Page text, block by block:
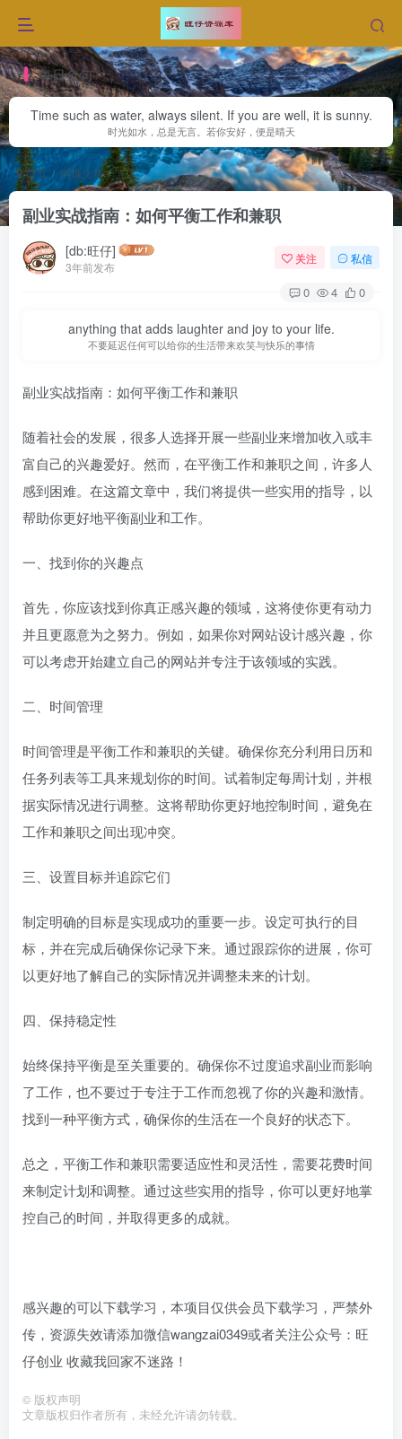
每日金句
Time such as water, always silent. If you are well, it is sunny.
时光如水，总是无言。若你安好，便是晴天
首页 网赚文章 正文
副业实战指南：如何平衡工作和兼职
[db:旺仔]
3年前发布
关注 私信
0 4 0
anything that adds laughter and joy to your life.
不要延迟任何可以给你的生活带来欢笑与快乐的事情
副业实战指南：如何平衡工作和兼职
随着社会的发展，很多人选择开展一些副业来增加收入或丰
富自己的兴趣爱好。然而，在平衡工作和兼职之间，许多人
感到困难。在这篇文章中，我们将提供一些实用的指导，以
帮助你更好地平衡副业和工作。
一、找到你的兴趣点
首先，你应该找到你真正感兴趣的领域，这将使你更有动力
并且更愿意为之努力。例如，如果你对网站设计感兴趣，你
可以考虑开始建立自己的网站并专注于该领域的实践。
二、时间管理
时间管理是平衡工作和兼职的关键。确保你充分利用日历和
任务列表等工具来规划你的时间。试着制定每周计划，并根
据实际情况进行调整。这将帮助你更好地控制时间，避免在
工作和兼职之间出现冲突。
三、设置目标并追踪它们
制定明确的目标是实现成功的重要一步。设定可执行的目
标，并在完成后确保你记录下来。通过跟踪你的进展，你可
以更好地了解自己的实际情况并调整未来的计划。
四、保持稳定性
始终保持平衡是至关重要的。确保你不过度追求副业而影响
了工作，也不要过于专注于工作而忽视了你的兴趣和激情。
找到一种平衡方式，确保你的生活在一个良好的状态下。
总之，平衡工作和兼职需要适应性和灵活性，需要花费时间
来制定计划和调整。通过这些实用的指导，你可以更好地掌
控自己的时间，并取得更多的成就。
感兴趣的可以下载学习，本项目仅供会员下载学习，严禁外
传，资源失效请添加微信wangzai0349或者关注公众号：旺
仔创业 收藏我回家不迷路！
© 版权声明
文章版权归作者所有，未经允许请勿转载。